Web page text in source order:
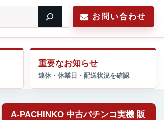
お問い合わせ
重要なお知らせ
A-PACHINKO 中古パチンコ実機 販